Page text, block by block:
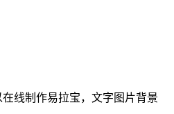
线制作易拉宝，文字图片背景